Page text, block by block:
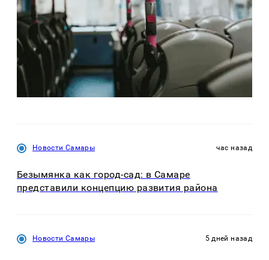
Новости Самары час назад
Безымянка как город-сад: в Самаре
представили концепцию развития района
Новости Самары 5 дней назад